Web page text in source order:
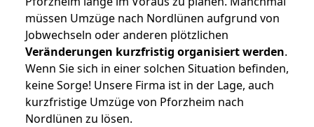
müssen Umzüge nach Nordlünen aufgrund von
Jobwechseln oder anderen plötzlichen
Veränderungen kurzfristig organisiert werden.
Wenn Sie sich in einer solchen Situation befinden,
keine Sorge! Unsere Firma ist in der Lage, auch
kurzfristige Umzüge von Pforzheim nach
Nordlünen zu lösen.